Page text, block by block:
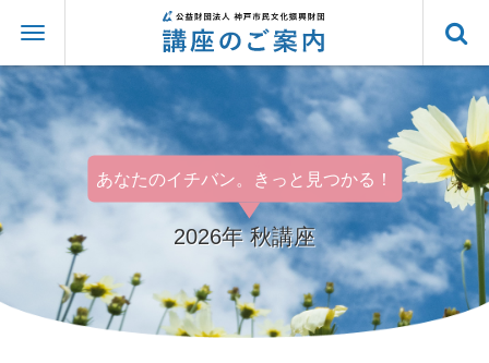
あなたのイチバン。きっと見つかる！
2026年 秋講座